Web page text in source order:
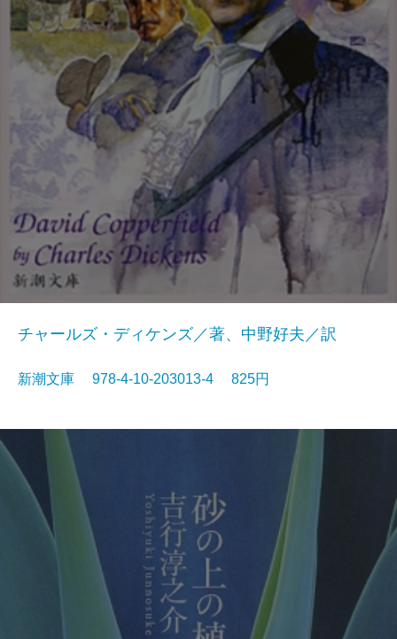
チャールズ・ディケンズ／著、中野好夫／訳
新潮文庫 978-4-10-203013-4 825円